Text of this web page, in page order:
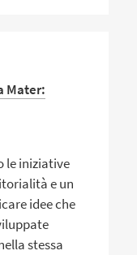
Mater:
le iniziative
e un
idee che
stessa